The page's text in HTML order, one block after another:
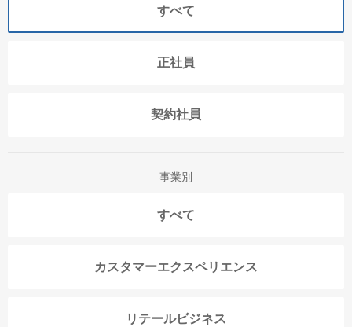
すべて
正社員
契約社員
事業別
すべて
カスタマーエクスペリエンス
リテールビジネス